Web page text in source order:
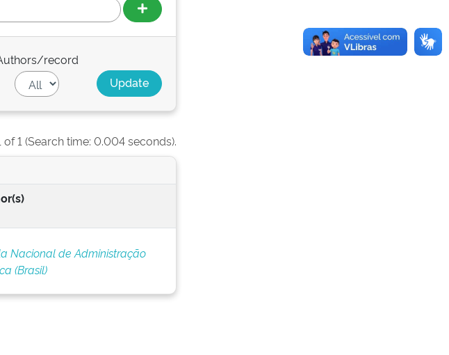
record
of 1 (Search time: 0.004 seconds).
Nacional de Administração
(Brasil)